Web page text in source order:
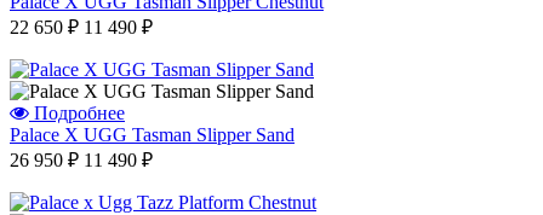
22 650 ₽ 11 490 ₽
Подробнее
Palace X UGG Tasman Slipper Sand
26 950 ₽ 11 490 ₽